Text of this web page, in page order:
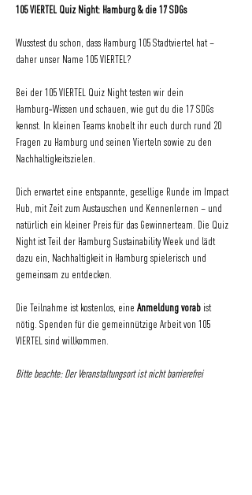
105 VIERTEL Quiz Night: Hamburg & die 17 SDGs
Wusstest du schon, dass Hamburg 105 Stadtviertel hat –
daher unser Name 105 VIERTEL?
Bei der 105 VIERTEL Quiz Night testen wir dein
Hamburg‑Wissen und schauen, wie gut du die 17 SDGs
kennst. In kleinen Teams knobelt ihr euch durch rund 20
Fragen zu Hamburg und seinen Vierteln sowie zu den
Nachhaltigkeitszielen.
Dich erwartet eine entspannte, gesellige Runde im Impact
Hub, mit Zeit zum Austauschen und Kennenlernen – und
natürlich ein kleiner Preis für das Gewinnerteam. Die Quiz
Night ist Teil der Hamburg Sustainability Week und lädt
dazu ein, Nachhaltigkeit in Hamburg spielerisch und
gemeinsam zu entdecken.
Die Teilnahme ist kostenlos, eine Anmeldung vorab ist
nötig. Spenden für die gemeinnützige Arbeit von 105
VIERTEL sind willkommen.
Bitte beachte: Der Veranstaltungsort ist nicht barrierefrei